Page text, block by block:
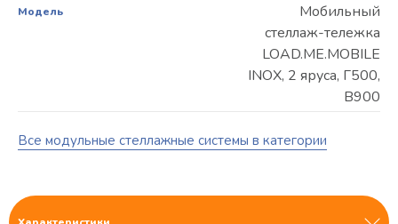
Модель
Мобильный
стеллаж-тележка
LOAD.ME.MOBILE
INOX, 2 яруса, Г500,
В900
Все модульные стеллажные системы в категории